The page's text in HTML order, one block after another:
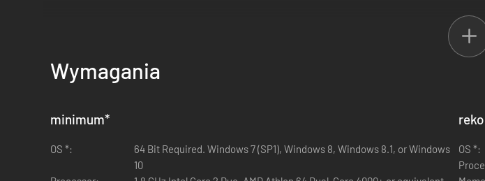
Wymagania
minimum*
OS *:
64 Bit Required. Windows 7 (SP1), Windows 8, Windows 8.1, or Windows
10
OS *: